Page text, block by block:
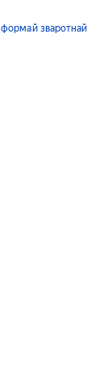
формай зваротнай